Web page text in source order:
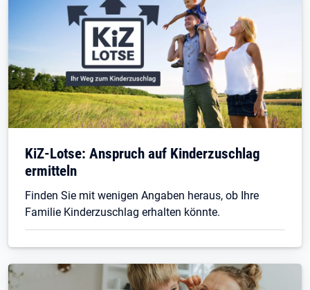
KiZ-Lotse: Anspruch auf Kinderzuschlag
ermitteln
Finden Sie mit wenigen Angaben heraus, ob Ihre
Familie Kinderzuschlag erhalten könnte.